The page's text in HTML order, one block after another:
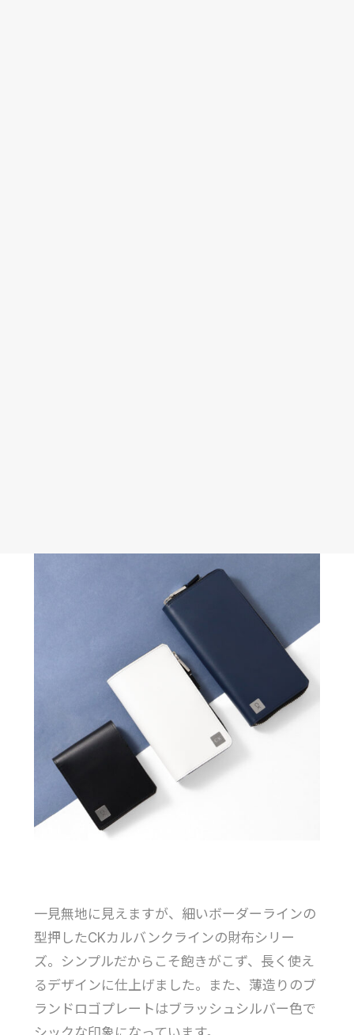
一見無地に見えますが、細いボーダーラインの
型押したCKカルバンクラインの財布シリー
ズ。シンプルだからこそ飽きがこず、長く使え
るデザインに仕上げました。また、薄造りのブ
ランドロゴプレートはブラッシュシルバー色で